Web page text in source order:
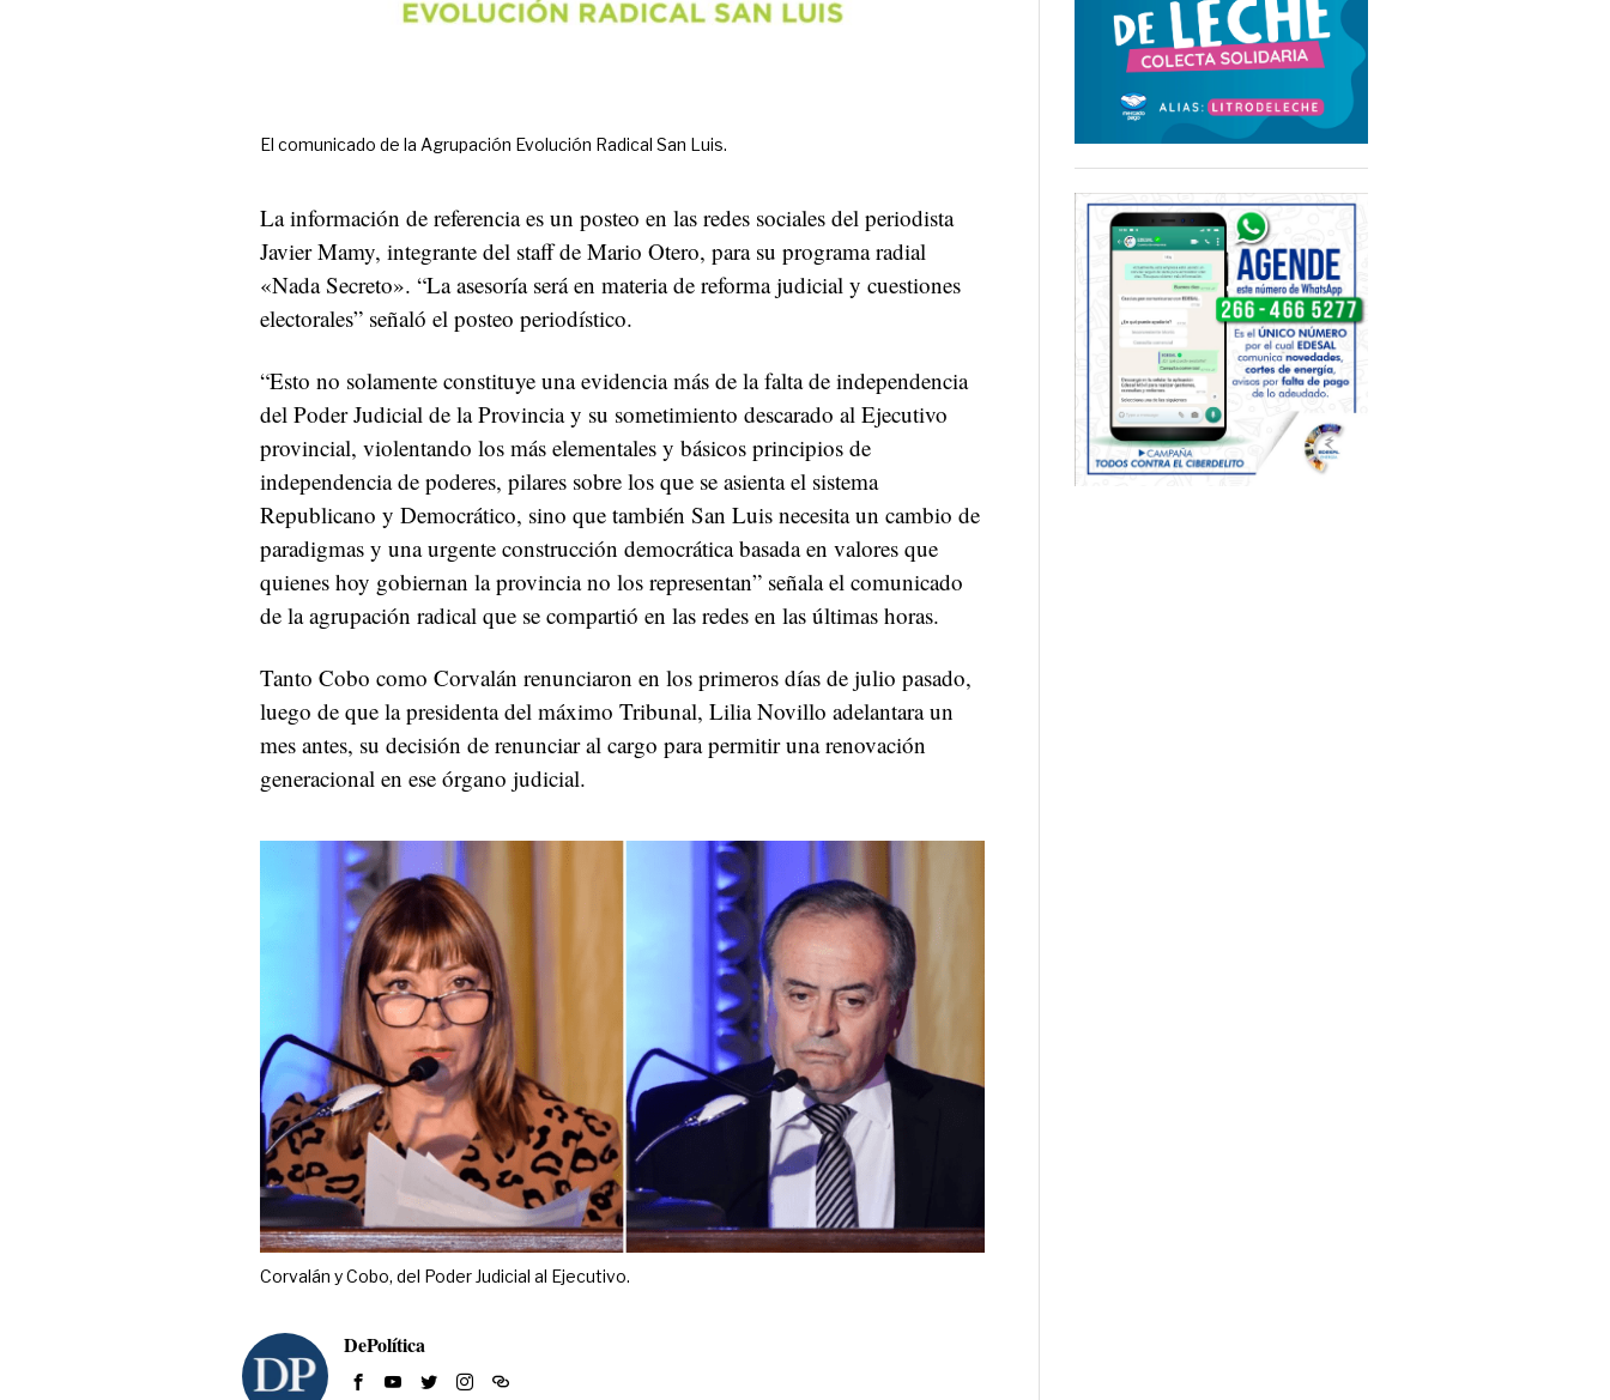
El comunicado de la Agrupación Evolución Radical San Luis.
La información de referencia es un posteo en las redes sociales del periodista
Javier Mamy, integrante del staff de Mario Otero, para su programa radial
«Nada Secreto». “La asesoría será en materia de reforma judicial y cuestiones
electorales” señaló el posteo periodístico.
“Esto no solamente constituye una evidencia más de la falta de independencia
del Poder Judicial de la Provincia y su sometimiento descarado al Ejecutivo
provincial, violentando los más elementales y básicos principios de
independencia de poderes, pilares sobre los que se asienta el sistema
Republicano y Democrático, sino que también San Luis necesita un cambio de
paradigmas y una urgente construcción democrática basada en valores que
quienes hoy gobiernan la provincia no los representan” señala el comunicado
de la agrupación radical que se compartió en las redes en las últimas horas.
Tanto Cobo como Corvalán renunciaron en los primeros días de julio pasado,
luego de que la presidenta del máximo Tribunal, Lilia Novillo adelantara un
mes antes, su decisión de renunciar al cargo para permitir una renovación
generacional en ese órgano judicial.
Corvalán y Cobo, del Poder Judicial al Ejecutivo.
DePolítica